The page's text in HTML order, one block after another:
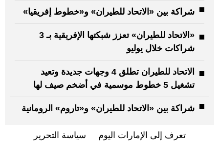
شراكة بين «الاتحاد للطيران» و«خطوط إفريقيا»
«الاتحاد للطيران» تعزز شبكتها الإفريقية بـ 3
شراكات خلال يوليو
الاتحاد للطيران تطلق 4 وجهات جديدة وتعيد
تشغيل 5 خطوط موسمية في أضخم صيف لها
شراكة بين «الاتحاد للطيران» و«تاروم» الرومانية
تعرف إلى الإمارات اليوم سياسة التحرير